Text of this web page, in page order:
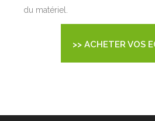
du matériel.
>> ACHETER VOS